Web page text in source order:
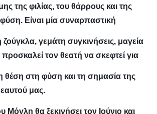
της φιλίας, του θάρρους και της
Είναι μία συναρπαστική
ζούγκλα, γεμάτη συγκινήσεις, μαγεία
τον θεατή να σκεφτεί για
θέση στη φύση και τη σημασία της
μας.
Μόγλη θα ξεκινήσει τον Ιούνιο και